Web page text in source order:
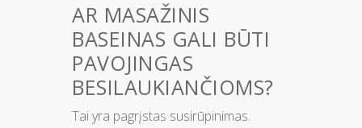
AR MASAŽINIS
BASEINAS GALI BŪTI
PAVOJINGAS
BESILAUKIANČIOMS?
Tai yra pagrįstas susirūpinimas.